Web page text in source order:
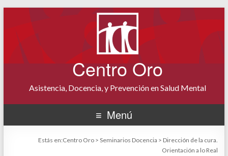
Centro Oro
Asistencia, Docencia, y Prevención en Salud Mental
Menú
Estás en:Centro Oro >Seminarios Docencia > Dirección de la cura.
Orientación a lo Real